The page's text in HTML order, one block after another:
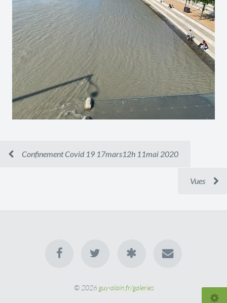
Confinement Covid 19 17mars12h 11mai 2020
Vues
© 2026 guy-alain.fr/galeries